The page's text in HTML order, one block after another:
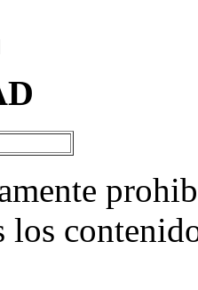
los